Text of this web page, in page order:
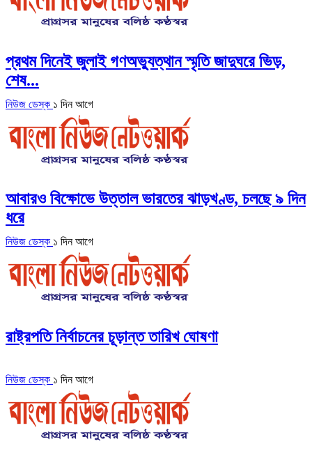
প্রথম দিনেই জুলাই গণঅভ্যুত্থান স্মৃতি জাদুঘরে ভিড়,
শেষ...
নিউজ ডেস্ক ১ দিন আগে
আবারও বিক্ষোভে উত্তাল ভারতের ঝাড়খণ্ড, চলছে ৯ দিন
ধরে
নিউজ ডেস্ক ১ দিন আগে
রাষ্ট্রপতি নির্বাচনের চূড়ান্ত তারিখ ঘোষণা
নিউজ ডেস্ক ১ দিন আগে